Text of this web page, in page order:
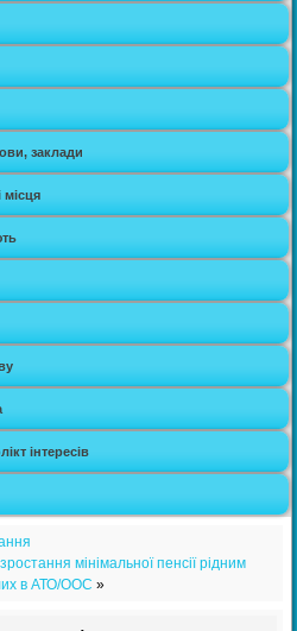
заклади
місця
інтересів
мінімальної пенсії рідним
в АТО/ООС »